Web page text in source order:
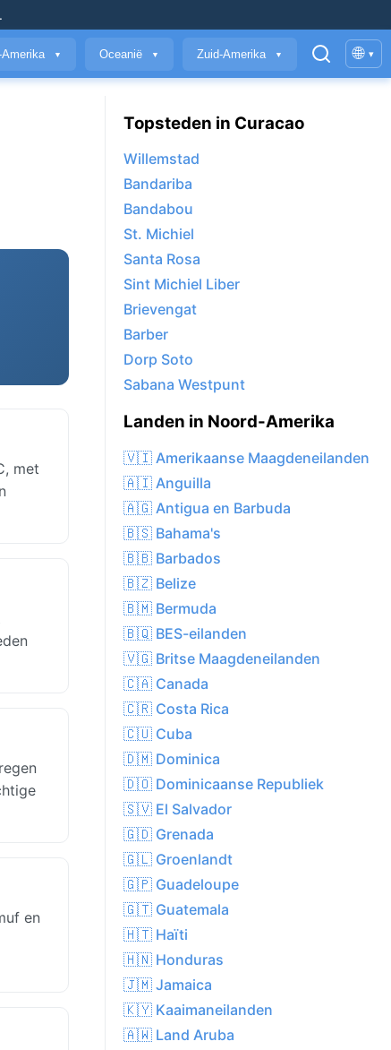
.
Amerika ▼ Oceanië ▼ Zuid-Amerika ▼ 🌐 ▾
met
en
Topsteden in Curacao
Willemstad
Bandariba
Bandabou
St. Michiel
Santa Rosa
Sint Michiel Liber
Brievengat
Barber
Dorp Soto
Sabana Westpunt
Landen in Noord-Amerika
🇻🇮 Amerikaanse Maagdeneilanden
🇦🇮 Anguilla
🇦🇬 Antigua en Barbuda
🇧🇸 Bahama's
🇧🇧 Barbados
🇧🇿 Belize
🇧🇲 Bermuda
🇧🇶 BES-eilanden
🇻🇬 Britse Maagdeneilanden
🇨🇦 Canada
🇨🇷 Costa Rica
🇨🇺 Cuba
🇩🇲 Dominica
🇩🇴 Dominicaanse Republiek
🇸🇻 El Salvador
🇬🇩 Grenada
🇬🇱 Groenlandt
🇬🇵 Guadeloupe
🇬🇹 Guatemala
🇭🇹 Haïti
🇭🇳 Honduras
🇯🇲 Jamaica
🇰🇾 Kaaimaneilanden
🇦🇼 Land Aruba